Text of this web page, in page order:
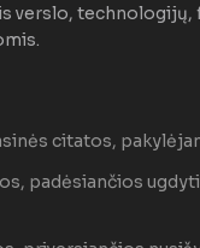
verslo, technologijų,
citatos,
padėsiančios